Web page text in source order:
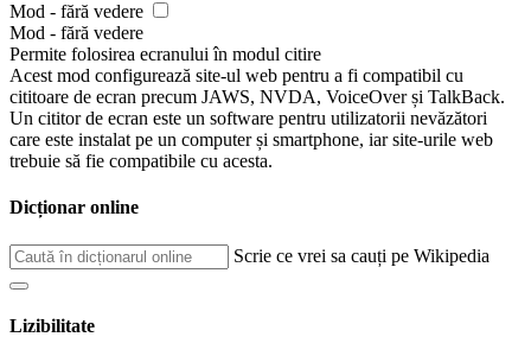
Mod - fără vedere
Mod - fără vedere
Permite folosirea ecranului în modul citire
Acest mod configurează site-ul web pentru a fi compatibil cu
cititoare de ecran precum JAWS, NVDA, VoiceOver și TalkBack.
Un cititor de ecran este un software pentru utilizatorii nevăzători
care este instalat pe un computer și smartphone, iar site-urile web
trebuie să fie compatibile cu acesta.
Dicționar online
Scrie ce vrei sa cauți pe Wikipedia
Lizibilitate